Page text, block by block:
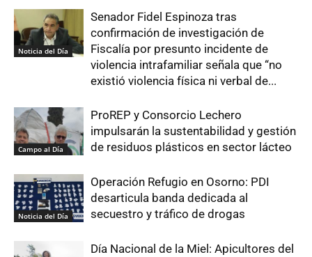
Noticia del Día
Senador Fidel Espinoza tras
confirmación de investigación de
Fiscalía por presunto incidente de
violencia intrafamiliar señala que “no
existió violencia física ni verbal de...
Campo al Día
ProREP y Consorcio Lechero
impulsarán la sustentabilidad y gestión
de residuos plásticos en sector lácteo
Noticia del Día
Operación Refugio en Osorno: PDI
desarticula banda dedicada al
secuestro y tráfico de drogas
Día Nacional de la Miel: Apicultores del